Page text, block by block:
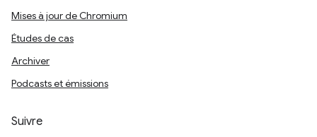
Mises à jour de Chromium
Études de cas
Archiver
Podcasts et émissions
Suivre